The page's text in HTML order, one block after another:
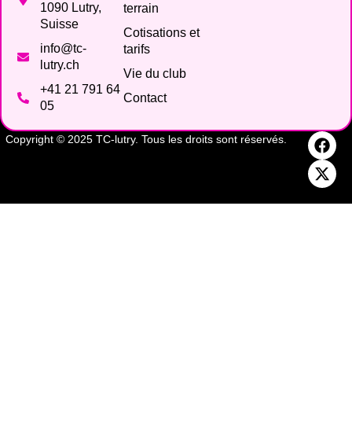
1090 Lutry,
Suisse
info@tc-
lutry.ch
+41 21 791 64
05
terrain
Cotisations et
tarifs
Vie du club
Contact
Copyright © 2025 TC-lutry. Tous les droits sont réservés.